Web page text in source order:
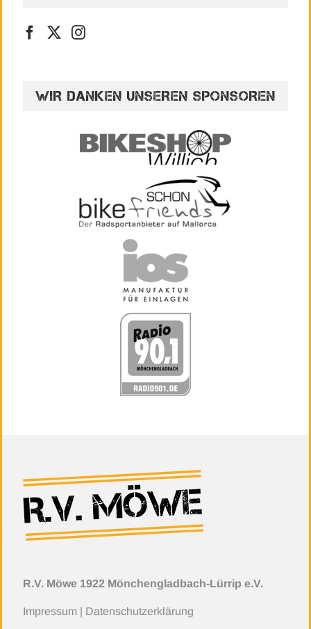
WIR DANKEN UNSEREN SPONSOREN
R.V. Möwe 1922 Mönchengladbach-Lürrip e.V.
Impressum | Datenschutzerklärung